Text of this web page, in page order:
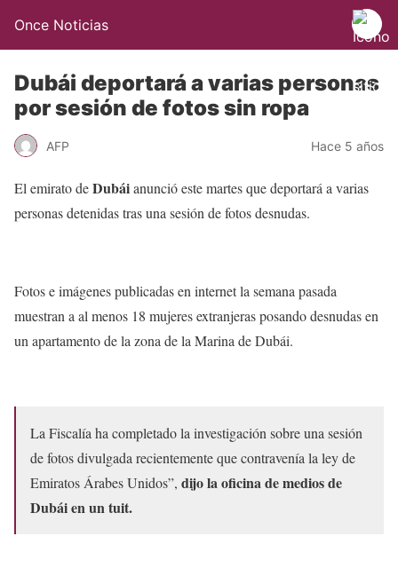
Once Noticias
Dubái deportará a varias personas
por sesión de fotos sin ropa
AFP Hace 5 años
El emirato deDubáianunció este martes que deportará a varias
personas detenidas tras una sesión de fotos desnudas.
Fotos e imágenes publicadas en internet la semana pasada
muestran a al menos 18 mujeres extranjeras posando desnudas en
un apartamento de la zona de la Marina de Dubái.
La Fiscalía ha completado la investigación sobre una sesión
de fotos divulgada recientemente que contravenía la ley de
Emiratos Árabes Unidos”, dijo la oficina de medios de
Dubái en un tuit.